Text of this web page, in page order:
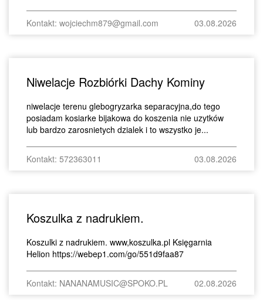
Kontakt: wojciechm879@gmail.com 03.08.2026
Niwelacje Rozbiórki Dachy Kominy
niwelacje terenu glebogryzarka separacyjna,do tego
posiadam kosiarke bijakowa do koszenia nie uzytków
lub bardzo zarosnietych dzialek i to wszystko je...
Kontakt: 572363011 03.08.2026
Koszulka z nadrukiem.
Koszulki z nadrukiem. www,koszulka.pl Księgarnia
Helion https://webep1.com/go/551d9faa87
Kontakt: NANANAMUSIC@SPOKO.PL 02.08.2026